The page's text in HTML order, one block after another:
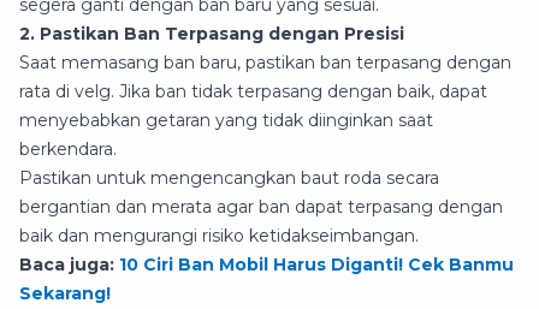
2. Pastikan Ban Terpasang dengan Presisi
Saat memasang ban baru, pastikan ban terpasang dengan
rata di velg. Jika ban tidak terpasang dengan baik, dapat
menyebabkan getaran yang tidak diinginkan saat
berkendara.
Pastikan untuk mengencangkan baut roda secara
bergantian dan merata agar ban dapat terpasang dengan
baik dan mengurangi risiko ketidakseimbangan.
Baca juga: 10 Ciri Ban Mobil Harus Diganti! Cek Banmu
Sekarang!